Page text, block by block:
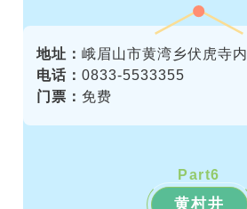
地址： 峨眉山市黄湾乡伏虎寺内
电话： 0833-5533355
门票： 免费
Part6
黄村井